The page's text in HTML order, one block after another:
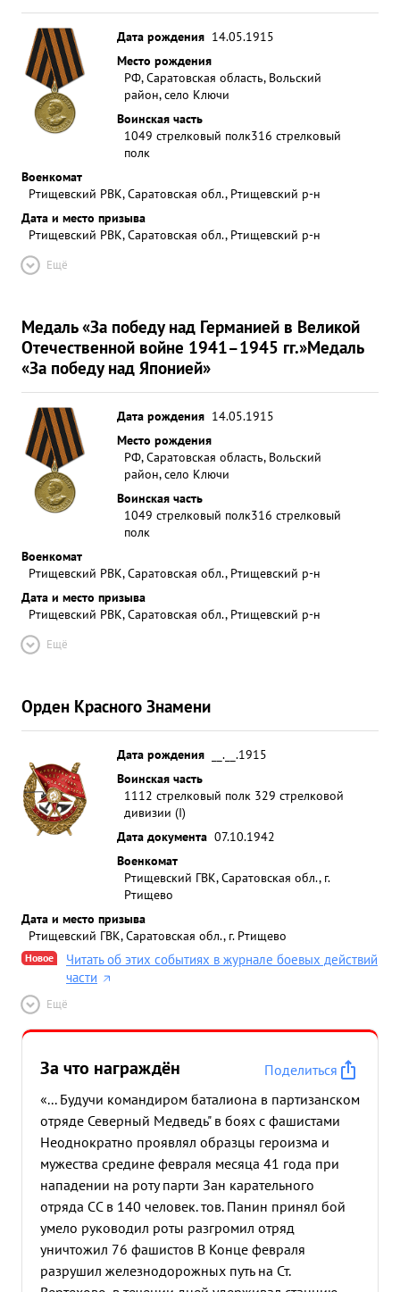
Дата рождения 14.05.1915
Место рождения
РФ, Саратовская область, Вольский
район, село Ключи
Воинская часть
1049 стрелковый полк316 стрелковый
полк
Военкомат
Ртищевский РВК, Саратовская обл., Ртищевский р-н
Дата и место призыва
Ртищевский РВК, Саратовская обл., Ртищевский р-н
Ещё
Медаль «За победу над Германией в Великой
Отечественной войне 1941–1945 гг.»Медаль
«За победу над Японией»
Дата рождения 14.05.1915
Место рождения
РФ, Саратовская область, Вольский
район, село Ключи
Воинская часть
1049 стрелковый полк316 стрелковый
полк
Военкомат
Ртищевский РВК, Саратовская обл., Ртищевский р-н
Дата и место призыва
Ртищевский РВК, Саратовская обл., Ртищевский р-н
Ещё
Орден Красного Знамени
Дата рождения
__.__.1915
Воинская часть
1112 стрелковый полк 329 стрелковой
дивизии (I)
Дата документа 07.10.1942
Военкомат
Ртищевский ГВК, Саратовская обл., г.
Ртищево
Дата и место призыва
Ртищевский ГВК, Саратовская обл., г. Ртищево
Новое
Читать об этих событиях в журнале боевых действий
части
Ещё
За что награждён
Поделиться
«... Будучи командиром баталиона в партизанском
отряде Северный Медведь" в боях с фашистами
Неоднократно проявлял образцы героизма и
мужества средине февраля месяца 41 года при
нападении на роту парти Зан карательного
отряда СС в 140 человек. тов. Панин принял бой
умело руководил роты разгромил отряд
уничтожил 76 фашистов В Конце февраля
разрушил железнодорожных путь на Ст.